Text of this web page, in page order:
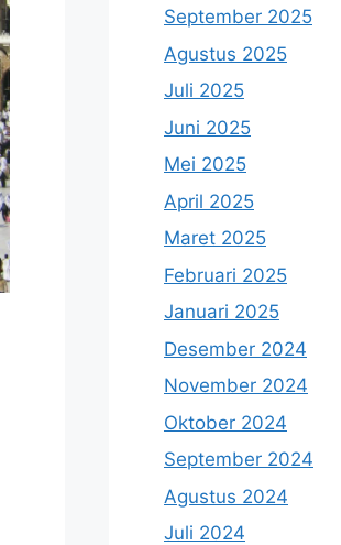
September 2025
Agustus 2025
Juli 2025
Juni 2025
Mei 2025
April 2025
Maret 2025
Februari 2025
Januari 2025
Desember 2024
November 2024
Oktober 2024
September 2024
Agustus 2024
Juli 2024